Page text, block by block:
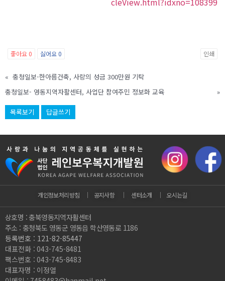
좋아요 0 싫어요0 인쇄
« 충청일보-한아름건축, 사랑의 성금 300만원 기탁
충청일보- 영동지역자활센터, 사업단 참여주민 정보화 교육
»
목록보기 답글쓰기
개인정보처리방침 ｜ 공지사항 ｜ 센터소개 ｜ 오시는길
상호명 : 충북영동지역자활센터
주소 : 충청북도 영동군 영동읍 학산영동로 1186
등록번호 : 121-82-85447
대표전화 : 043-745-8481
팩스번호 : 043-745-8483
대표자명 : 이정열